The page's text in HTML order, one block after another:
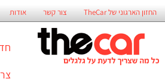
החזון הארגוני של TheCar צור קשר אודות